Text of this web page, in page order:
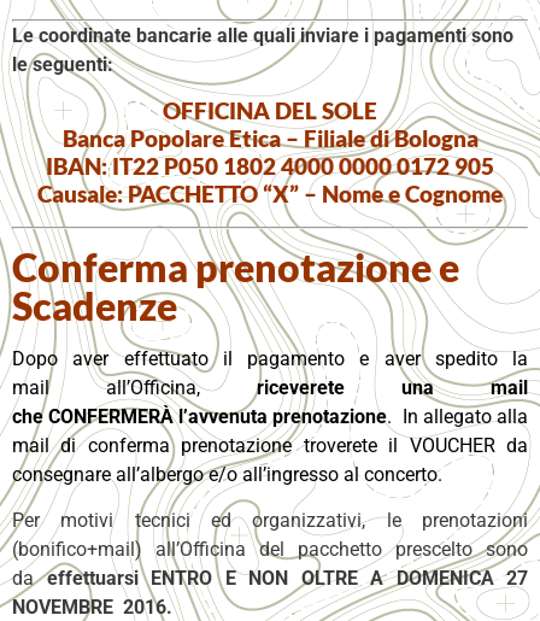
Le coordinate bancarie alle quali inviare i pagamenti sono
le seguenti:
OFFICINA DEL SOLE
Banca Popolare Etica – Filiale di Bologna
IBAN: IT22 P050 1802 4000 0000 0172 905
Causale: PACCHETTO “X” – Nome e Cognome
Conferma prenotazione e
Scadenze
Dopo aver effettuato il pagamento e aver spedito la
mail all’Officina,riceverete una mail
che CONFERMERÀ l’avvenuta prenotazione. In allegato alla
mail di conferma prenotazione troverete il VOUCHER da
consegnare all’albergo e/o all’ingresso al concerto.
Per motivi tecnici ed organizzativi, le prenotazioni
(bonifico+mail) all’Officina del pacchetto prescelto sono
daeffettuarsi ENTRO E NON OLTRE A DOMENICA 27
NOVEMBRE 2016.